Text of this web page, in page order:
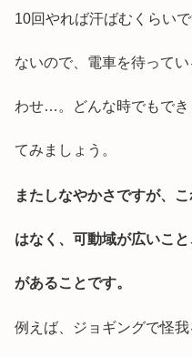
10回やれば汗ばむくらい
ないので、電車を待って
わせ…。どんな時でもでき
てみましょう。
またしなやかさですが、
はなく、可動域が広いこ
があることです。
例えば、ジョギングで怪